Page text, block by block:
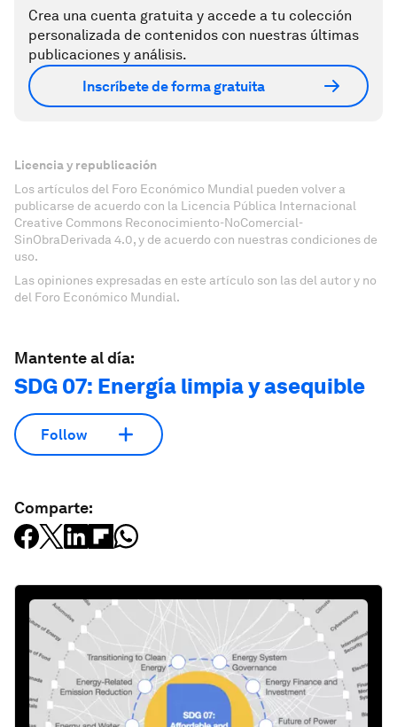
Crea una cuenta gratuita y accede a tu colección
personalizada de contenidos con nuestras últimas
publicaciones y análisis.
Inscríbete de forma gratuita
Licencia y republicación
Los artículos del Foro Económico Mundial pueden volver a
publicarse de acuerdo con la Licencia Pública Internacional
Creative Commons Reconocimiento-NoComercial-
SinObraDerivada 4.0, y de acuerdo con nuestras condiciones de
uso.
Las opiniones expresadas en este artículo son las del autor y no
del Foro Económico Mundial.
Mantente al día:
SDG 07: Energía limpia y asequible
Follow
Comparte: